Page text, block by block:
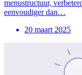
menustructuur,
eenvoudiger dan…
20 maart 2025